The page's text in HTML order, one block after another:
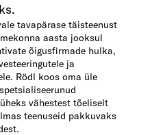
tavapärase täisteenust
aasta jooksul
õigusfirmade hulka,
ja
Rödl koos oma üle
vähestest tõeliselt
teenuseid pakkuvaks